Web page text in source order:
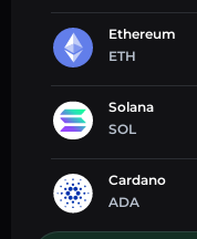
Ethereum
ETH
Solana
SOL
Cardano
ADA